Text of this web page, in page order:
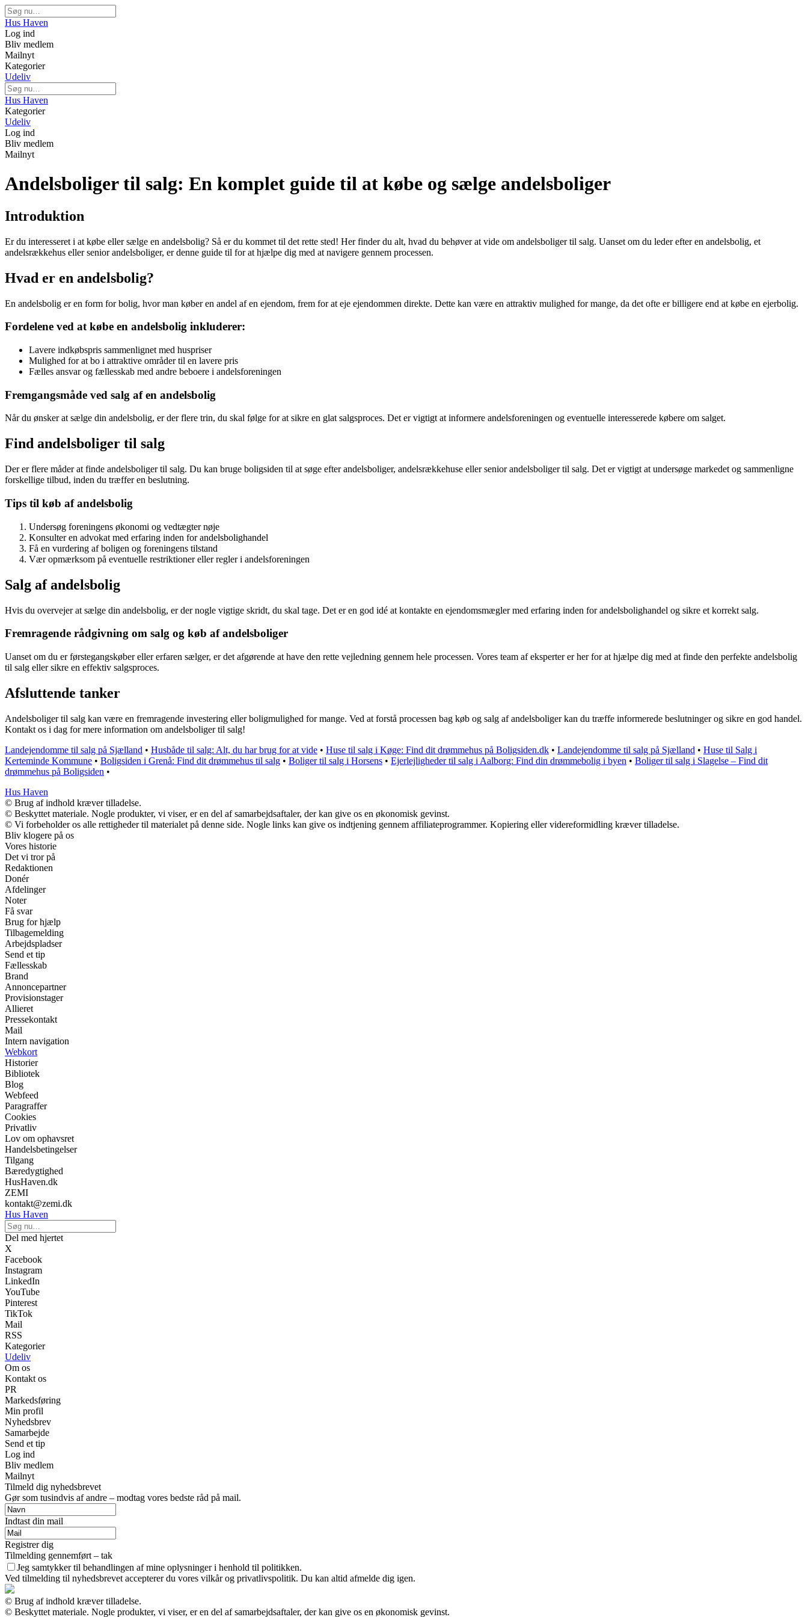
Hus Haven
Log ind
Bliv medlem
Mailnyt
Kategorier
Udeliv
Hus Haven
Kategorier
Udeliv
Log ind
Bliv medlem
Mailnyt
Andelsboliger til salg: En komplet guide til at købe og sælge andelsboliger
Introduktion
Er du interesseret i at købe eller sælge en andelsbolig? Så er du kommet til det rette sted! Her finder du alt, hvad du behøver at vide om andelsboliger til salg. Uanset om du leder efter en andelsbolig, et
andelsrækkehus eller senior andelsboliger, er denne guide til for at hjælpe dig med at navigere gennem processen.
Hvad er en andelsbolig?
En andelsbolig er en form for bolig, hvor man køber en andel af en ejendom, frem for at eje ejendommen direkte. Dette kan være en attraktiv mulighed for mange, da det ofte er billigere end at købe en ejerbolig.
Fordelene ved at købe en andelsbolig inkluderer:
Lavere indkøbspris sammenlignet med huspriser
Mulighed for at bo i attraktive områder til en lavere pris
Fælles ansvar og fællesskab med andre beboere i andelsforeningen
Fremgangsmåde ved salg af en andelsbolig
Når du ønsker at sælge din andelsbolig, er der flere trin, du skal følge for at sikre en glat salgsproces. Det er vigtigt at informere andelsforeningen og eventuelle interesserede købere om salget.
Find andelsboliger til salg
Der er flere måder at finde andelsboliger til salg. Du kan bruge boligsiden til at søge efter andelsboliger, andelsrækkehuse eller senior andelsboliger til salg. Det er vigtigt at undersøge markedet og sammenligne
forskellige tilbud, inden du træffer en beslutning.
Tips til køb af andelsbolig
Undersøg foreningens økonomi og vedtægter nøje
Konsulter en advokat med erfaring inden for andelsbolighandel
Få en vurdering af boligen og foreningens tilstand
Vær opmærksom på eventuelle restriktioner eller regler i andelsforeningen
Salg af andelsbolig
Hvis du overvejer at sælge din andelsbolig, er der nogle vigtige skridt, du skal tage. Det er en god idé at kontakte en ejendomsmægler med erfaring inden for andelsbolighandel og sikre et korrekt salg.
Fremragende rådgivning om salg og køb af andelsboliger
Uanset om du er førstegangskøber eller erfaren sælger, er det afgørende at have den rette vejledning gennem hele processen. Vores team af eksperter er her for at hjælpe dig med at finde den perfekte andelsbolig
til salg eller sikre en effektiv salgsproces.
Afsluttende tanker
Andelsboliger til salg kan være en fremragende investering eller boligmulighed for mange. Ved at forstå processen bag køb og salg af andelsboliger kan du træffe informerede beslutninger og sikre en god handel.
Kontakt os i dag for mere information om andelsboliger til salg!
Landejendomme til salg på Sjælland • Husbåde til salg: Alt, du har brug for at vide • Huse til salg i Køge: Find dit drømmehus på Boligsiden.dk • Landejendomme til salg på Sjælland • Huse til Salg i
Kerteminde Kommune • Boligsiden i Grenå: Find dit drømmehus til salg • Boliger til salg i Horsens • Ejerlejligheder til salg i Aalborg: Find din drømmebolig i byen • Boliger til salg i Slagelse – Find dit
drømmehus på Boligsiden •
Hus Haven
© Brug af indhold kræver tilladelse.
© Beskyttet materiale. Nogle produkter, vi viser, er en del af samarbejdsaftaler, der kan give os en økonomisk gevinst.
© Vi forbeholder os alle rettigheder til materialet på denne side. Nogle links kan give os indtjening gennem affiliateprogrammer. Kopiering eller videreformidling kræver tilladelse.
Bliv klogere på os
Vores historie
Det vi tror på
Redaktionen
Donér
Afdelinger
Noter
Få svar
Brug for hjælp
Tilbagemelding
Arbejdspladser
Send et tip
Fællesskab
Brand
Annoncepartner
Provisionstager
Allieret
Pressekontakt
Mail
Intern navigation
Webkort
Historier
Bibliotek
Blog
Webfeed
Paragraffer
Cookies
Privatliv
Lov om ophavsret
Handelsbetingelser
Tilgang
Bæredygtighed
HusHaven.dk
ZEMI
kontakt@zemi.dk
Hus Haven
Del med hjertet
X
Facebook
Instagram
LinkedIn
YouTube
Pinterest
TikTok
Mail
RSS
Kategorier
Udeliv
Om os
Kontakt os
PR
Markedsføring
Min profil
Nyhedsbrev
Samarbejde
Send et tip
Log ind
Bliv medlem
Mailnyt
Tilmeld dig nyhedsbrevet
Gør som tusindvis af andre – modtag vores bedste råd på mail.
Indtast din mail
Registrer dig
Tilmelding gennemført – tak
Jeg samtykker til behandlingen af mine oplysninger i henhold til politikken.
Ved tilmelding til nyhedsbrevet accepterer du vores vilkår og privatlivspolitik. Du kan altid afmelde dig igen.
© Brug af indhold kræver tilladelse.
© Beskyttet materiale. Nogle produkter, vi viser, er en del af samarbejdsaftaler, der kan give os en økonomisk gevinst.